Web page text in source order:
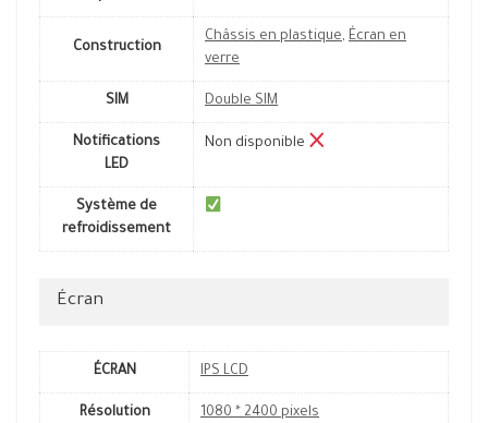
Construction
Châssis en plastique, Écran en
verre
SIM Double SIM
Notifications
LED
Non disponible
Système de
refroidissement
Écran
ÉCRAN IPS LCD
Résolution 1080 * 2400 pixels